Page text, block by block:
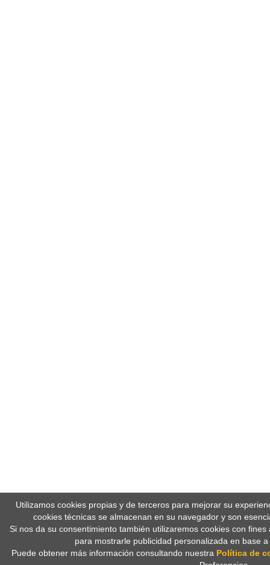
Utilizamos cookies propias y de terceros para mejorar su
cookies técnicas se almacenan en su navegador y son
Si nos da su consentimiento también utilizaremos cookies con
para mostrarle publicidad personalizada en base
Puede obtener más información consultando nuestra Política de